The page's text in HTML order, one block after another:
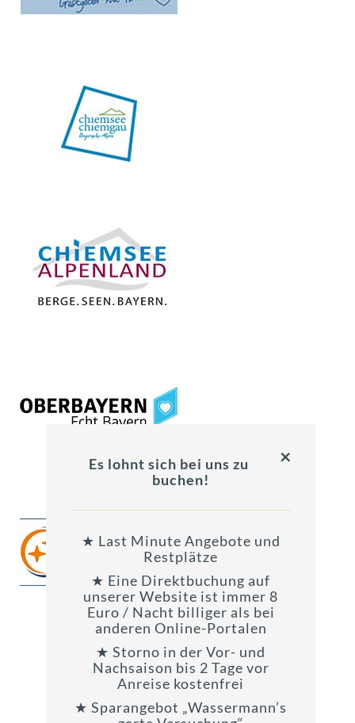
×
Es lohnt sich bei uns zu
buchen!
★ Last Minute Angebote und
Restplätze
★ Eine Direktbuchung auf
unserer Website ist immer 8
Euro / Nacht billiger als bei
anderen Online-Portalen
★ Storno in der Vor- und
Nachsaison bis 2 Tage vor
Anreise kostenfrei
★ Sparangebot „Wassermann’s